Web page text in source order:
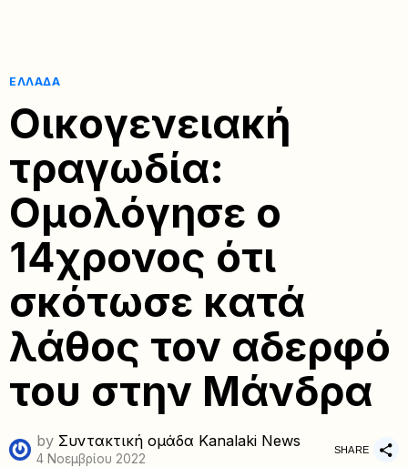
ΕΛΛΆΔΑ
Οικογενειακή
τραγωδία:
Ομολόγησε ο
14χρονος ότι
σκότωσε κατά
λάθος τον αδερφό
του στην Μάνδρα
by Συντακτική ομάδα Kanalaki News
4 Νοεμβρίου 2022
SHARE